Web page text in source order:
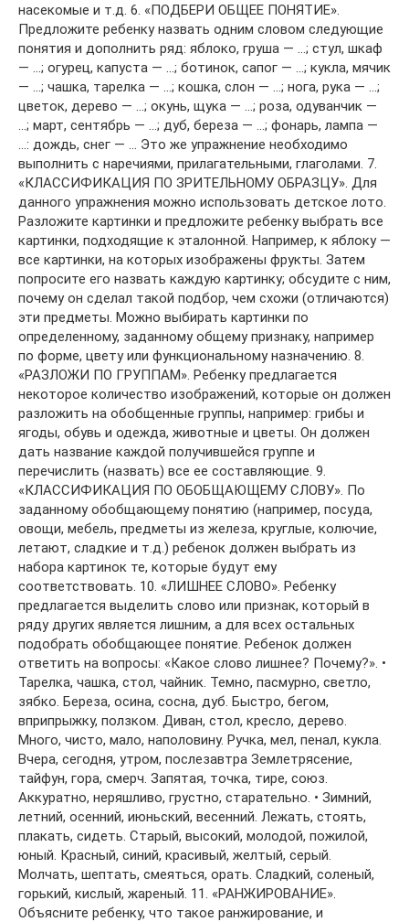
насекомые и т.д. 6. «ПОДБЕРИ ОБЩЕЕ ПОНЯТИЕ».
Предложите ребенку назвать одним словом следующие
понятия и дополнить ряд: яблоко, груша — …; стул, шкаф
— …; огурец, капуста — …; ботинок, сапог — …; кукла, мячик
— …; чашка, тарелка — …; кошка, слон — …; нога, рука — …;
цветок, дерево — …; окунь, щука — …; роза, одуванчик —
…; март, сентябрь — …; дуб, береза — …; фонарь, лампа —
…: дождь, снег — … Это же упражнение необходимо
выполнить с наречиями, прилагательными, глаголами. 7.
«КЛАССИФИКАЦИЯ ПО ЗРИТЕЛЬНОМУ ОБРАЗЦУ». Для
данного упражнения можно использовать детское лото.
Разложите картинки и предложите ребенку выбрать все
картинки, подходящие к эталонной. Например, к яблоку —
все картинки, на которых изображены фрукты. Затем
попросите его назвать каждую картинку; обсудите с ним,
почему он сделал такой подбор, чем схожи (отличаются)
эти предметы. Можно выбирать картинки по
определенному, заданному общему признаку, например
по форме, цвету или функциональному назначению. 8.
«РАЗЛОЖИ ПО ГРУППАМ». Ребенку предлагается
некоторое количество изображений, которые он должен
разложить на обобщенные группы, например: грибы и
ягоды, обувь и одежда, животные и цветы. Он должен
дать название каждой получившейся группе и
перечислить (назвать) все ее составляющие. 9.
«КЛАССИФИКАЦИЯ ПО ОБОБЩАЮЩЕМУ СЛОВУ». По
заданному обобщающему понятию (например, посуда,
овощи, мебель, предметы из железа, круглые, колючие,
летают, сладкие и т.д.) ребенок должен выбрать из
набора картинок те, которые будут ему
соответствовать. 10. «ЛИШНЕЕ СЛОВО». Ребенку
предлагается выделить слово или признак, который в
ряду других является лишним, а для всех остальных
подобрать обобщающее понятие. Ребенок должен
ответить на вопросы: «Какое слово лишнее? Почему?». •
Тарелка, чашка, стол, чайник. Темно, пасмурно, светло,
зябко. Береза, осина, сосна, дуб. Быстро, бегом,
вприпрыжку, ползком. Диван, стол, кресло, дерево.
Много, чисто, мало, наполовину. Ручка, мел, пенал, кукла.
Вчера, сегодня, утром, послезавтра Землетрясение,
тайфун, гора, смерч. Запятая, точка, тире, союз.
Аккуратно, неряшливо, грустно, старательно. • Зимний,
летний, осенний, июньский, весенний. Лежать, стоять,
плакать, сидеть. Старый, высокий, молодой, пожилой,
юный. Красный, синий, красивый, желтый, серый.
Молчать, шептать, смеяться, орать. Сладкий, соленый,
горький, кислый, жареный. 11. «РАНЖИРОВАНИЕ».
Объясните ребенку, что такое ранжирование, и